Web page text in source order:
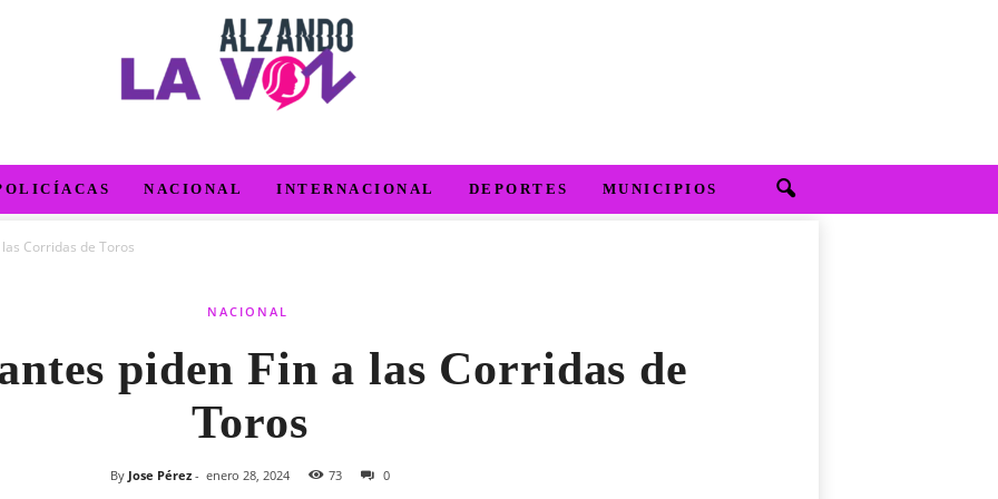
NACIONAL INTERNACIONAL DEPORTES MUNICIPIOS
Corridas de Toros
NACIONAL
piden Fin a las Corridas de
Toros
By Jose Pérez - enero 28, 2024 73 0